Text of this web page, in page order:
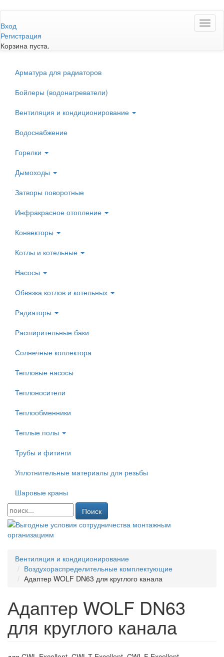
к
основному
содержанию
Вход
Регистрация
Корзина пуста.
Арматура для радиаторов
Бойлеры (водонагреватели)
Вентиляция и кондиционирование
Водоснабжение
Горелки
Дымоходы
Затворы поворотные
Инфракрасное отопление
Конвекторы
Котлы и котельные
Насосы
Обвязка котлов и котельных
Радиаторы
Расширительные баки
Солнечные коллектора
Тепловые насосы
Теплоносители
Теплообменники
Теплые полы
Трубы и фитинги
Уплотнительные материалы для резьбы
Шаровые краны
Поиск
Вентиляция и кондиционирование
Воздухораспределительные комплектующие
Адаптер WOLF DN63 для круглого канала
Адаптер WOLF DN63
для круглого канала